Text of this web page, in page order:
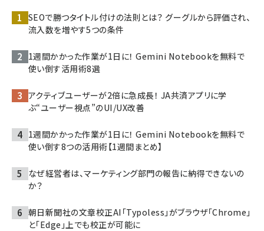
SEOで勝つタイトル付けの法則とは？ グーグルから評価され、
流入数を増やす5つの条件
1週間かかった作業が1日に！ Gemini Notebookを無料で
使い倒す活用術8選
アクティブユーザーが2倍に急成長！ JA共済アプリに学
ぶ“ユーザー視点”のUI/UX改善
1週間かかった作業が1日に！ Gemini Notebookを無料で
使い倒す8つの活用術【1週間まとめ】
なぜ経営者は、マーケティング部門の報告に納得できないの
か？
朝日新聞社の文章校正AI「Typoless」がブラウザ「Chrome」
と「Edge」上でも校正が可能に